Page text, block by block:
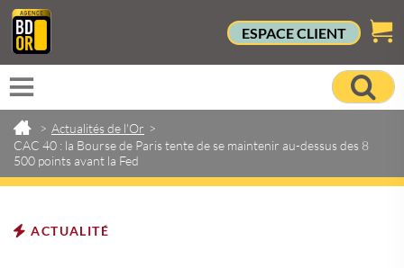
ESPACE CLIENT
> Actualités de l'Or >
CAC 40 : la Bourse de Paris tente de se maintenir au-dessus des 8
500 points avant la Fed
ACTUALITÉ